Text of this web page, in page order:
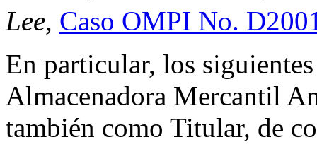
Lee, Caso OMPI No.
En particular, los
Almacenadora Mercantil
también como Titular, de